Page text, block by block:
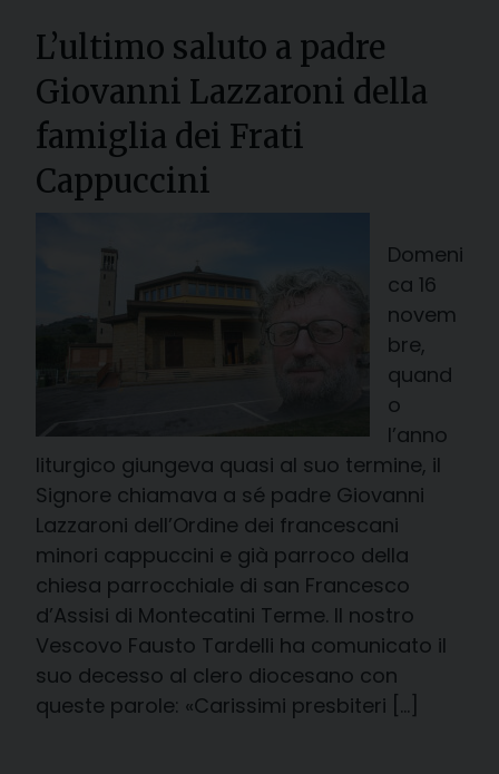
L’ultimo saluto a padre
Giovanni Lazzaroni della
famiglia dei Frati
Cappuccini
Domeni
ca 16
novem
bre,
quand
o
l’anno
liturgico giungeva quasi al suo termine, il
Signore chiamava a sé padre Giovanni
Lazzaroni dell’Ordine dei francescani
minori cappuccini e già parroco della
chiesa parrocchiale di san Francesco
d’Assisi di Montecatini Terme. Il nostro
Vescovo Fausto Tardelli ha comunicato il
suo decesso al clero diocesano con
queste parole: «Carissimi presbiteri […]